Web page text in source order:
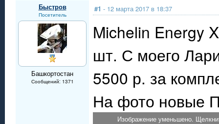
Быстров
Посетитель
Башкортостан
Сообщений: 1371
#1 - 12 марта 2017 в 18:37
Michelin Energy
шт. С моего
5500 р. за
На фото новые
Изображение уменьшено.